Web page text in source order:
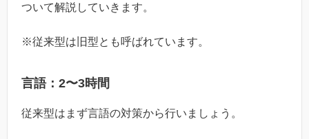
ついて解説していきます。
※従来型は旧型とも呼ばれています。
言語：2〜3時間
従来型はまず言語の対策から行いましょう。